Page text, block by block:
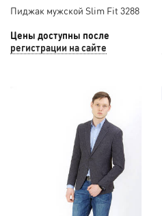
Пиджак мужской Slim Fit 3288
Цены доступны после
регистрации на сайте